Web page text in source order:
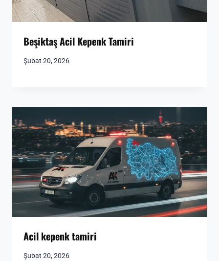
Beşiktaş Acil Kepenk Tamiri
Şubat 20, 2026
Acil kepenk tamiri
Şubat 20, 2026